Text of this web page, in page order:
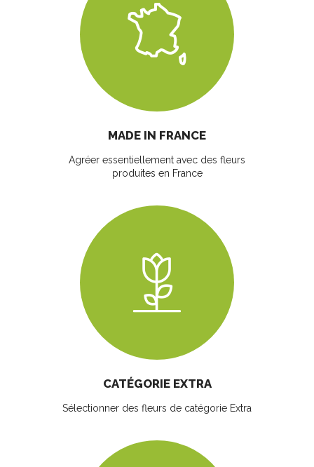
MADE IN FRANCE
Agréer essentiellement avec des fleurs
produites en France
CATÉGORIE EXTRA
Sélectionner des fleurs de catégorie Extra